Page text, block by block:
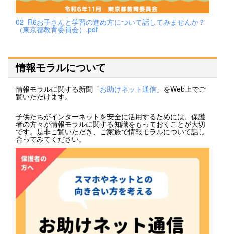
02_R6お子さんと学習の進め方について話してみませんか？
（東京都教育委員会）.pdf
情報モラルについて
情報モラルに関する新聞「お助けネット通信 」をWeb上でご
覧いただけます。
子供たちがインターネットを安全に活用するためには、保護
者の方々が情報モラルに関する知識をもっておくことが大切
です。是非ご覧いただき、ご家族で情報モラルについて話し
合ってみてください。